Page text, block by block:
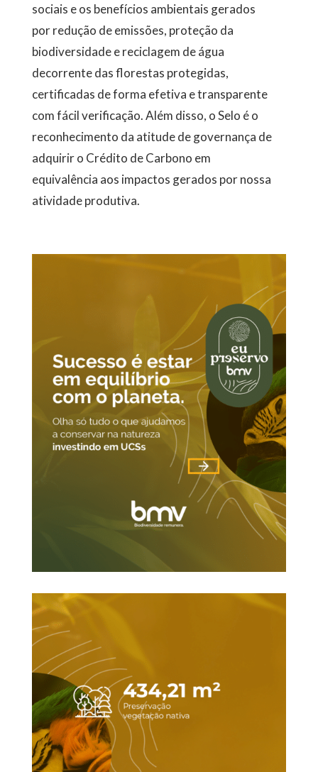
sociais e os benefícios ambientais gerados
por redução de emissões, proteção da
biodiversidade e reciclagem de água
decorrente das florestas protegidas,
certificadas de forma efetiva e transparente
com fácil verificação. Além disso, o Selo é o
reconhecimento da atitude de governança de
adquirir o Crédito de Carbono em
equivalência aos impactos gerados por nossa
atividade produtiva.